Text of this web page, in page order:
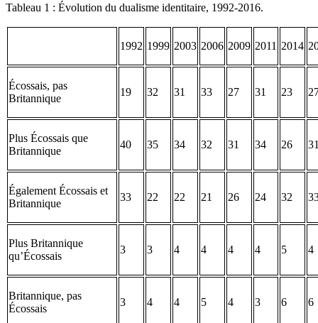
Tableau 1 : Évolution du dualisme identitaire, 1992-2016.
1992 1999 2003 2006 2009 2011 2014
Écossais, pas
Britannique
19 32 31 33 27 31 23
Plus Écossais que
Britannique
40 35 34 32 31 34 26
Également Écossais et
Britannique
33 22 22 21 26 24 32
Plus Britannique
qu’Écossais
3 3 4 4 4 4 5 4
Britannique, pas
Écossais
3 4 4 5 4 3 6 6